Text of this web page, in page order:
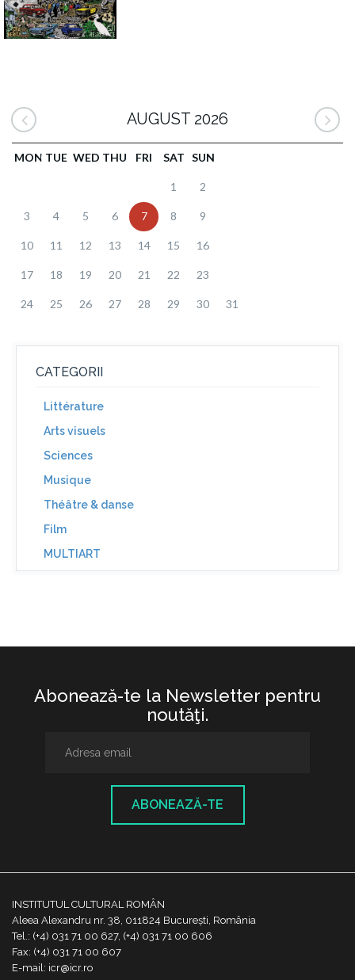
AUGUST 2026
MON TUE WED THU FRI SAT SUN
1 2
3 4 5 6 7 8 9
10 11 12 13 14 15 16
17 18 19 20 21 22 23
24 25 26 27 28 29 30 31
CATEGORII
Littérature
Arts visuels
Sciences
Musique
Théâtre & danse
Film
MULTIART
Abonează-te la Newsletter pentru
noutăţi.
ABONEAZĂ-TE
INSTITUTUL CULTURAL ROMÂN
Aleea Alexandru nr. 38, 011824 București, România
Tel.: (+4) 031 71 00 627, (+4) 031 71 00 606
Fax: (+4) 031 71 00 607
E-mail: icr@icr.ro